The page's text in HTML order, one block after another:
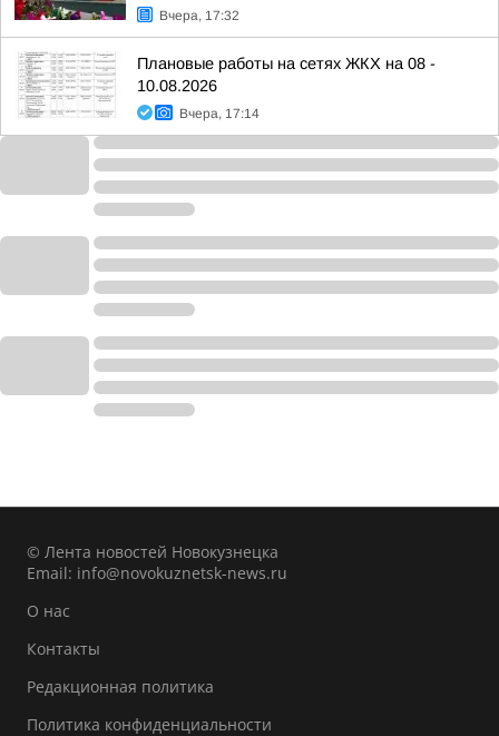
Вчера, 17:32
Плановые работы на сетях ЖКХ на 08 -
10.08.2026
Вчера, 17:14
© Лента новостей Новокузнецка
Email: info@novokuznetsk-news.ru
О нас
Контакты
Редакционная политика
Политика конфиденциальности